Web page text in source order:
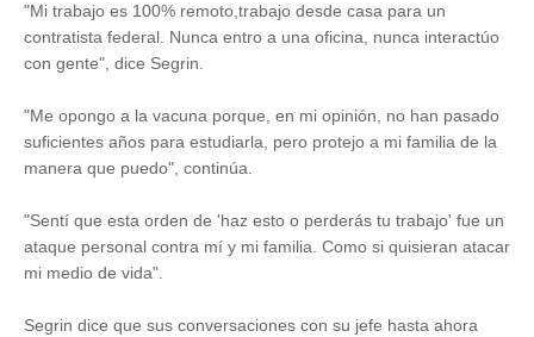
"Mi trabajo es 100% remoto,trabajo desde casa para un
contratista federal. Nunca entro a una oficina, nunca interactúo
con gente", dice Segrin.
"Me opongo a la vacuna porque, en mi opinión, no han pasado
suficientes años para estudiarla, pero protejo a mi familia de la
manera que puedo", continúa.
"Sentí que esta orden de 'haz esto o perderás tu trabajo' fue un
ataque personal contra mí y mi familia. Como si quisieran atacar
mi medio de vida".
Segrin dice que sus conversaciones con su jefe hasta ahora